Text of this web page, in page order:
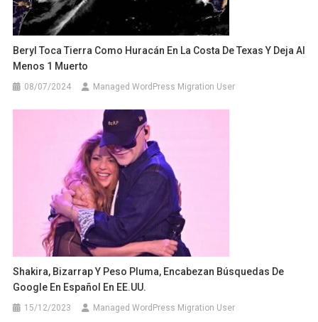
Beryl Toca Tierra Como Huracán En La Costa De Texas Y Deja Al
Menos 1 Muerto
08/07/2024 Managed WordPress Migration User
Shakira, Bizarrap Y Peso Pluma, Encabezan Búsquedas De
Google En Español En EE.UU.
15/12/2023 Managed WordPress Migration User